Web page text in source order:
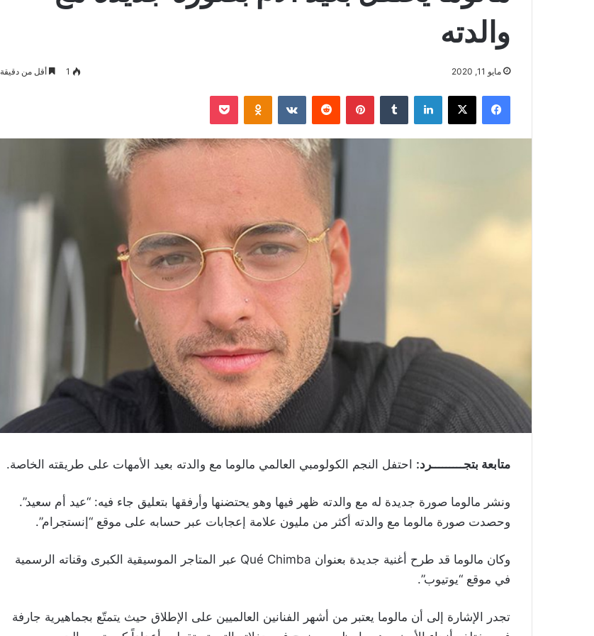
والدته
مايو 11, 2020 1 أقل من دقيقة
فيسبوك ‫X لينكدإن بينتيريست Odnoklassniki
‫Pocket
متابعة بتجـــــــــرد: احتفل النجم الكولومبي العالمي مالوما مع والدته بعيد الأمهات على طريقته الخاصة.
ونشر مالوما صورة جديدة له مع والدته ظهر فيها وهو يحتضنها وأرفقها بتعليق جاء فيه: “عيد أم سعيد”.
وحصدت صورة مالوما مع والدته أكثر من مليون علامة إعجابات عبر حسابه على موقع “إنستجرام”.
وكان مالوما قد طرح أغنية جديدة بعنوان Qué Chimba عبر المتاجر الموسيقية الكبرى وقناته الرسمية
في موقع “يوتيوب”.
تجدر الإشارة إلى أن مالوما يعتبر من أشهر الفنانين العالميين على الإطلاق حيث يتمتّع بجماهيرية جارفة